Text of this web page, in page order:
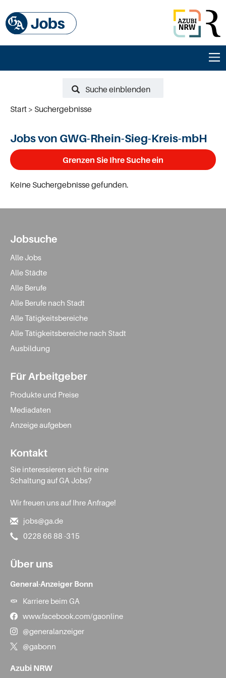
Suche einblenden
Start
Suchergebnisse
Jobs von GWG-Rhein-Sieg-Kreis-mbH
Grenzen Sie Ihre Suche ein
Keine Suchergebnisse gefunden.
Jobsuche
Alle Jobs
Alle Städte
Alle Berufe
Alle Berufe nach Stadt
Alle Tätigkeitsbereiche
Alle Tätigkeitsbereiche nach Stadt
Ausbildung
Für Arbeitgeber
Produkte und Preise
Mediadaten
Anzeige aufgeben
Kontakt
Sie interessieren sich für eine
Schaltung auf GA Jobs?
Wir freuen uns auf Ihre Anfrage!
jobs@ga.de
0228 66 88 -315
Über uns
General-Anzeiger Bonn
Karriere beim GA
www.facebook.com/gaonline
@generalanzeiger
@gabonn
Azubi NRW